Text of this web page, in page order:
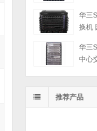
华三
换机
华三
中心
推荐产品